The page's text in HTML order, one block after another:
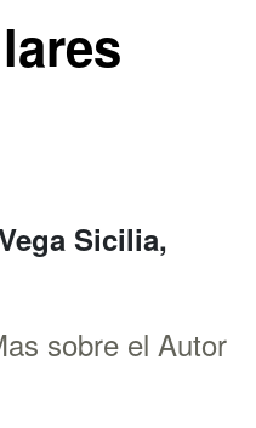
Sicilia,
sobre el Autor